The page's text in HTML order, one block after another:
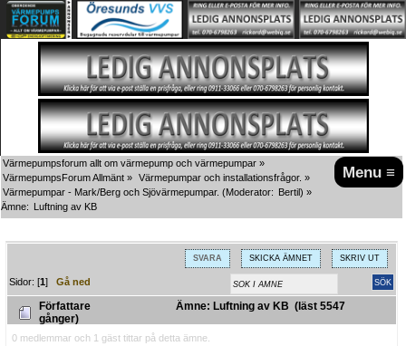
Menu ≡
Värmepumpsforum allt om värmepump och värmepumpar »
VärmepumpsForum Allmänt » Värmepumpar och installationsfrågor. »
Värmepumpar - Mark/Berg och Sjövärmepumpar. (Moderator: Bertil) »
Ämne: Luftning av KB
SVARA SKICKA ÄMNET SKRIV UT
Sidor: [1]Gå ned
Författare
Ämne: Luftning av KB (läst 5547
gånger)
0 medlemmar och 1 gäst tittar på detta ämne.